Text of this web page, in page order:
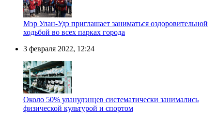
Мэр Улан-Удэ приглашает заниматься оздоровительной
ходьбой во всех парках города
3 февраля 2022, 12:24
Около 50% уланудэнцев систематически занимались
физической культурой и спортом